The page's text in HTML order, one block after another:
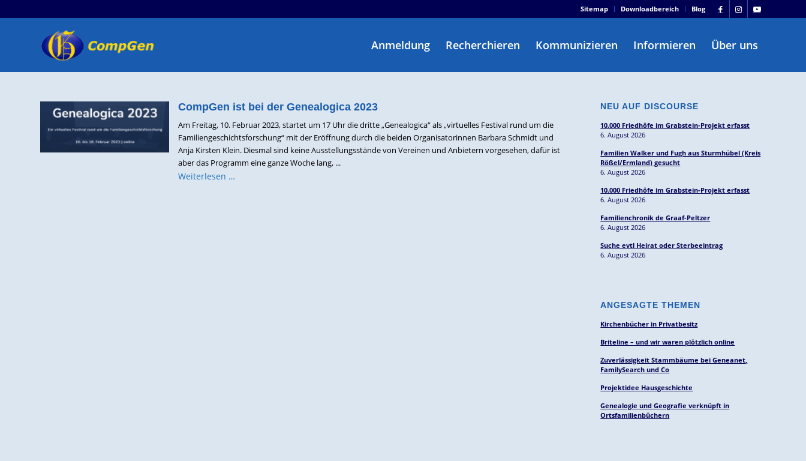
Sitemap Downloadbereich Blog
Anmeldung Recherchieren Kommunizieren Informieren Über uns
CompGen ist bei der Genealogica 2023
Am Freitag, 10. Februar 2023, startet um 17 Uhr die dritte „Genealogica“ als „virtuelles Festival rund um die
Familiengeschichtsforschung“ mit der Eröffnung durch die beiden Organisatorinnen Barbara Schmidt und
Anja Kirsten Klein. Diesmal sind keine Ausstellungsstände von Vereinen und Anbietern vorgesehen, dafür ist
aber das Programm eine ganze Woche lang, ...
Weiterlesen …
NEU AUF DISCOURSE
10.000 Friedhöfe im Grabstein-Projekt erfasst
6. August 2026
Familien Walker und Fugh aus Sturmhübel (Kreis
Rößel/Ermland) gesucht
6. August 2026
10.000 Friedhöfe im Grabstein-Projekt erfasst
6. August 2026
Familienchronik de Graaf-Peltzer
6. August 2026
Suche evtl Heirat oder Sterbeeintrag
6. August 2026
ANGESAGTE THEMEN
Kirchenbücher in Privatbesitz
Briteline – und wir waren plötzlich online
Zuverlässigkeit Stammbäume bei Geneanet,
FamilySearch und Co
Projektidee Hausgeschichte
Genealogie und Geografie verknüpft in
Ortsfamilienbüchern